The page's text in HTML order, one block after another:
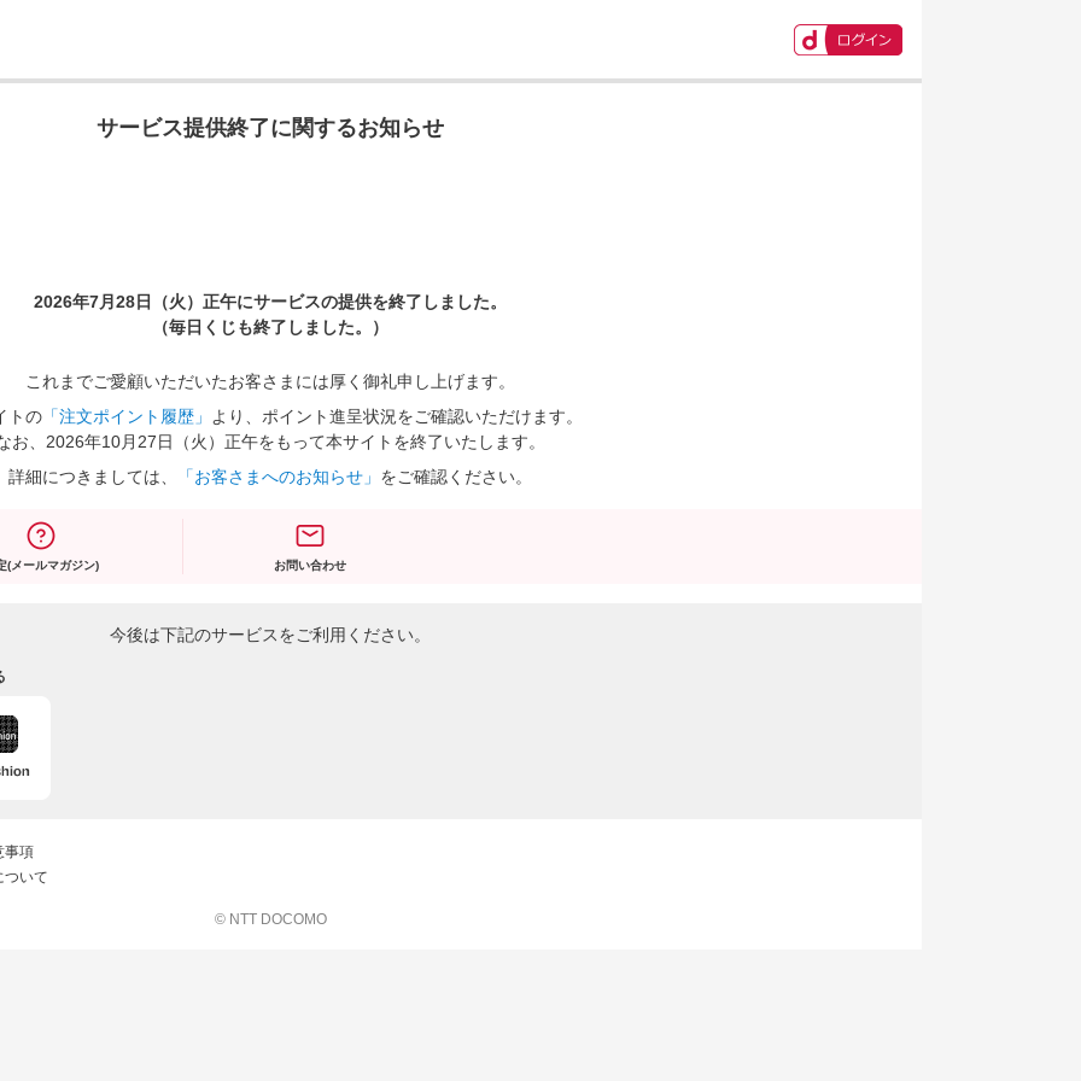
サービス提供終了に関するお知らせ
2026年7月28日（火）正午にサービスの提供を終了しました。
（毎日くじも終了しました。）
これまでご愛顧いただいたお客さまには厚く御礼申し上げます。
トの 「注文ポイント履歴」
より、ポイント進呈状況をご確認いただけます。
お、2026年10月27日（火）正午をもって本サイトを終了いたします。
詳細につきましては、
「お客さまへのお知らせ」 をご確認ください。
(メールマガジン) お問い合わせ
今後は下記のサービスをご利用ください。
事項
ついて
© NTT DOCOMO